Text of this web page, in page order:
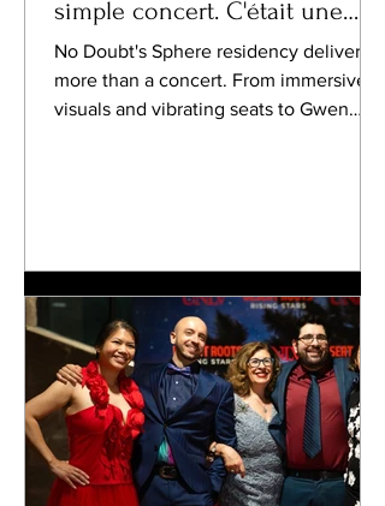
simple concert. C'était une
véritable machine à remonter
le temps.
No Doubt's Sphere residency delivered
more than a concert. From immersive
visuals and vibrating seats to Gwen